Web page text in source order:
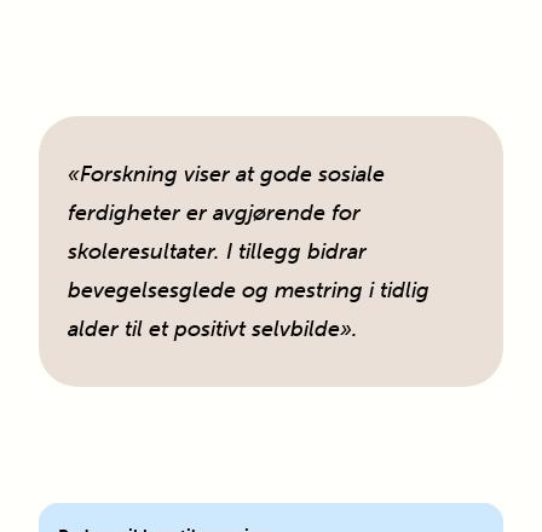
«Forskning viser at gode sosiale
ferdigheter er avgjørende for
skoleresultater. I tillegg bidrar
bevegelsesglede og mestring i tidlig
alder til et positivt selvbilde».